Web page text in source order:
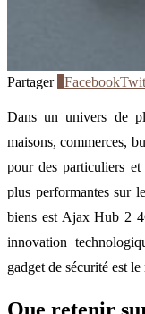
Partager Facebook
Dans un univers de
maisons, commerces,
pour des particuliers et
plus performantes sur
biens est Ajax Hub 2
innovation
gadget de sécurité est
Que retenir